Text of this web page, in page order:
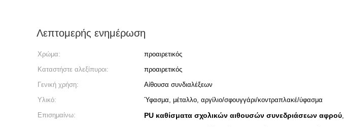
Λεπτομερής ενημέρωση
Χρώμα: προαιρετικός
Καταστήστε αλεξίπυροι:
προαιρετικός
Γενική χρήση:
Αίθουσα συνδιαλέξεων
Υλικό:
Ύφασμα, μέταλλο, αργίλιο/σφουγγάρι/κοντραπλακέ/ύφασμα
Επισημαίνω:
PU καθίσματα σχολικών αιθουσών συνεδριάσεων αφρού,